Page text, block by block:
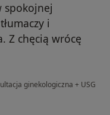
spokojnej
i
Z chęcią wrócę
ginekologiczna + USG